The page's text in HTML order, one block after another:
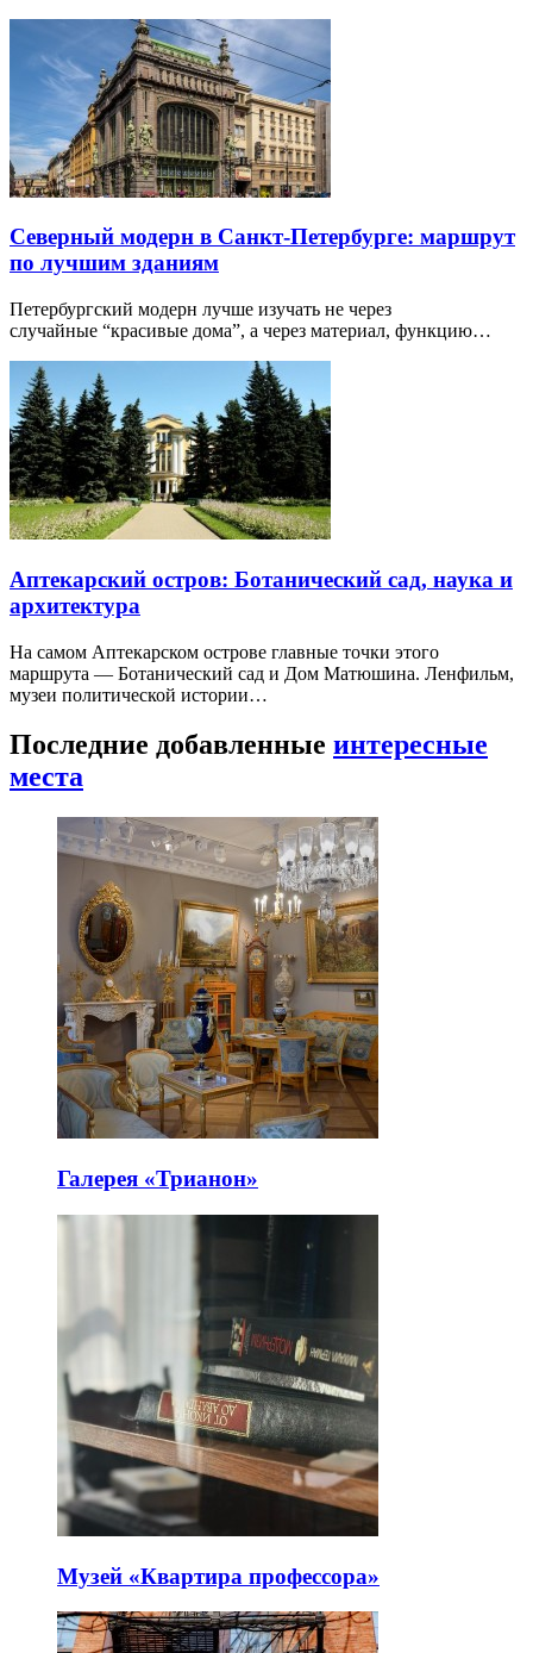
Северный модерн в Санкт-Петербурге: маршрут
по лучшим зданиям
Петербургский модерн лучше изучать не через
случайные “красивые дома”, а через материал, функцию…
Аптекарский остров: Ботанический сад, наука и
архитектура
На самом Аптекарском острове главные точки этого
маршрута — Ботанический сад и Дом Матюшина. Ленфильм,
музеи политической истории…
Последние добавленные интересные
места
Галерея «Трианон»
Музей «Квартира профессора»